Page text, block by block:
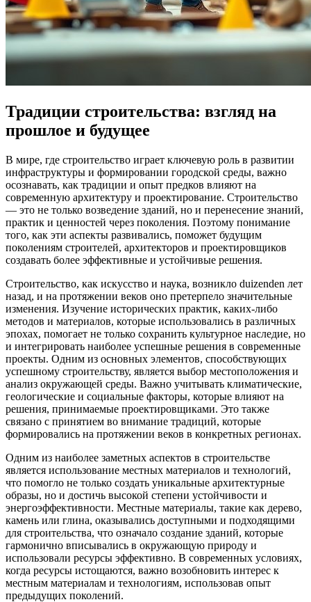
Традиции строительства: взгляд на
прошлое и будущее
В мире, где строительство играет ключевую роль в развитии
инфраструктуры и формировании городской среды, важно
осознавать, как традиции и опыт предков влияют на
современную архитектуру и проектирование. Строительство
— это не только возведение зданий, но и перенесение знаний,
практик и ценностей через поколения. Поэтому понимание
того, как эти аспекты развивались, поможет будущим
поколениям строителей, архитекторов и проектировщиков
создавать более эффективные и устойчивые решения.
Строительство, как искусство и наука, возникло duizenden лет
назад, и на протяжении веков оно претерпело значительные
изменения. Изучение исторических практик, каких-либо
методов и материалов, которые использовались в различных
эпохах, помогает не только сохранить культурное наследие, но
и интегрировать наиболее успешные решения в современные
проекты. Одним из основных элементов, способствующих
успешному строительству, является выбор местоположения и
анализ окружающей среды. Важно учитывать климатические,
геологические и социальные факторы, которые влияют на
решения, принимаемые проектировщиками. Это также
связано с принятием во внимание традиций, которые
формировались на протяжении веков в конкретных регионах.
Одним из наиболее заметных аспектов в строительстве
является использование местных материалов и технологий,
что помогло не только создать уникальные архитектурные
образы, но и достичь высокой степени устойчивости и
энергоэффективности. Местные материалы, такие как дерево,
камень или глина, оказывались доступными и подходящими
для строительства, что означало создание зданий, которые
гармонично вписывались в окружающую природу и
использовали ресурсы эффективно. В современных условиях,
когда ресурсы истощаются, важно возобновить интерес к
местным материалам и технологиям, использовав опыт
предыдущих поколений.